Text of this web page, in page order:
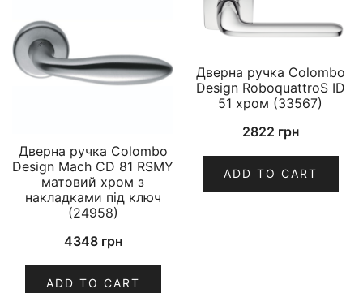
Дверна ручка Colombo
Design Mach CD 81 RSMY
матовий хром з
накладками під ключ
(24958)
4348 грн
ADD TO CART
Дверна ручка Colombo
Design RoboquattroS ID
51 хром (33567)
2822 грн
ADD TO CART